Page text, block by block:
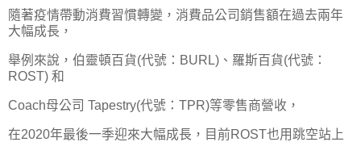
隨著疫情帶動消費習慣轉變，消費品公司銷售額在過去兩年
大幅成長，
舉例來說，伯靈頓百貨(代號：BURL)、羅斯百貨(代號：
ROST) 和
Coach母公司 Tapestry(代號：TPR)等零售商營收，
在2020年最後一季迎來大幅成長，目前ROST也用跳空站上